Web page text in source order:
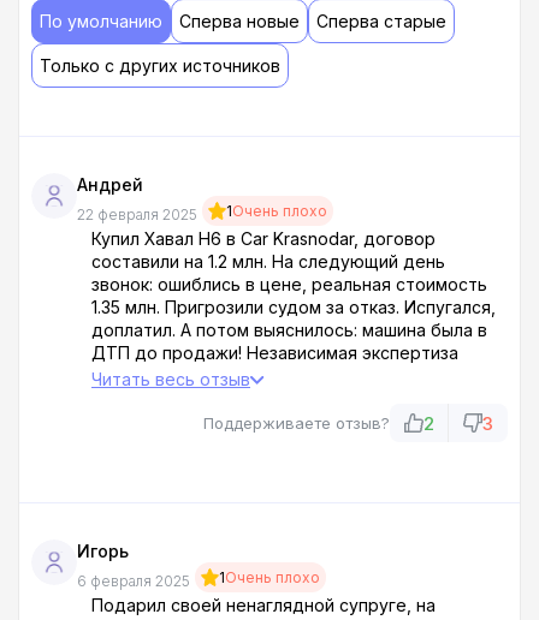
По умолчанию Сперва новые Сперва старые
Только с других источников
Андрей
22 февраля 2025 1Очень плохо
Купил Хавал Н6 в Car Krasnodar, договор
составили на 1.2 млн. На следующий день
звонок: ошиблись в цене, реальная стоимость
1.35 млн. Пригрозили судом за отказ. Испугался,
доплатил. А потом выяснилось: машина была в
ДТП до продажи! Независимая экспертиза
нашла перекрашенные детали. В суде адвокат
проверил. Судья встал на их сторону. Вот так с
Читать весь отзыв
Поддерживаете отзыв? 2 3
Игорь
6 февраля 2025 1Очень плохо
Подарил своей ненаглядной супруге, на